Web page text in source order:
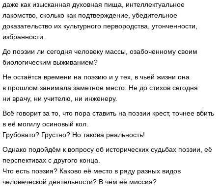
даже как изысканная духовная пища, интеллектуальное
лакомство, сколько как подтверждение, убедительное
доказательство их культурного первородства, утонченности,
избранности.
До поэзии ли сегодня человеку массы, озабоченному своим
биологическим выживанием?
Не остаётся времени на поэзию и у тех, в чьей жизни она
в прошлом занимала заметное место. Не до стихов сегодня
ни врачу, ни учителю, ни инженеру.
Всё говорит за то, что пора ставить на поэзии крест, точнее вбить
в её могилу осиновый кол.
Грубовато? Грустно? Но такова реальность!
Однако подойдём к вопросу об исторических судьбах поэзии, её
перспективах с другого конца.
Что есть поэзия? Каково её место в ряду разных видов
человеческой деятельности? В чём её миссия?